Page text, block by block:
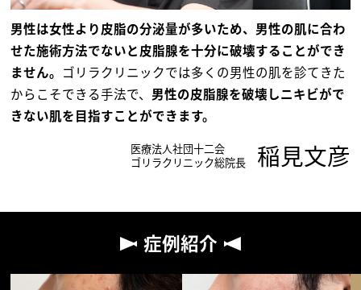
男性は女性より皮脂の分泌量が多いため、男性の肌に合わ
せた施術方法でないと皮脂腺を十分に破壊することができ
ません。 ゴリラクリニックでは多くの男性の肌を診てきた
からこそできる手法で、 男性の皮脂腺を破壊しニキビがで
きない肌を目指すことができます。
医療法人社団十二会
ゴリラクリニック総院長
稲見文彦
症例紹介